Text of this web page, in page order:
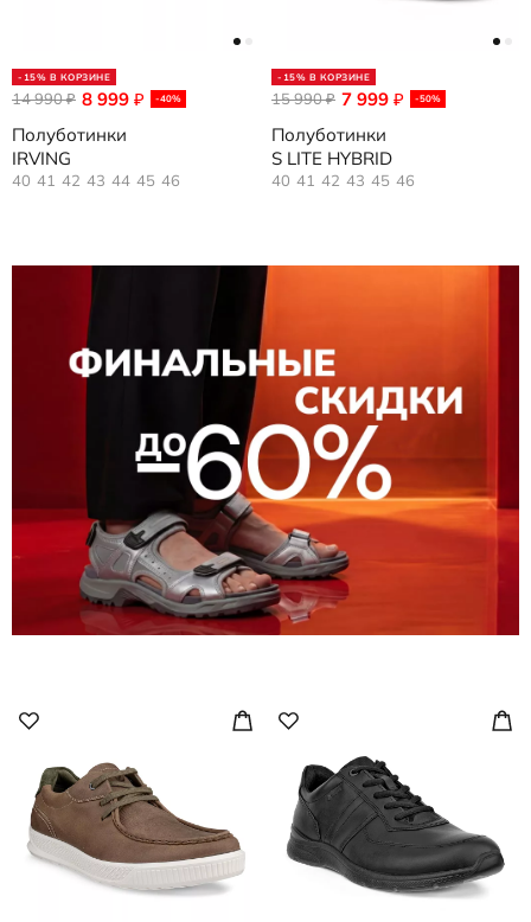
-15% В КОРЗИНЕ
8 999 ₽ -40%
14 990₽
Полуботинки
IRVING
40 41 42 43 44 45 46
-15% В КОРЗИНЕ
7 999 ₽ -50%
15 990₽
Полуботинки
S LITE HYBRID
40 41 42 43 45 46